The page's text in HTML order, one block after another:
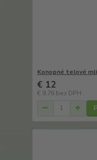
Konopné telové
€ 12
€ 9,76 bez DPH